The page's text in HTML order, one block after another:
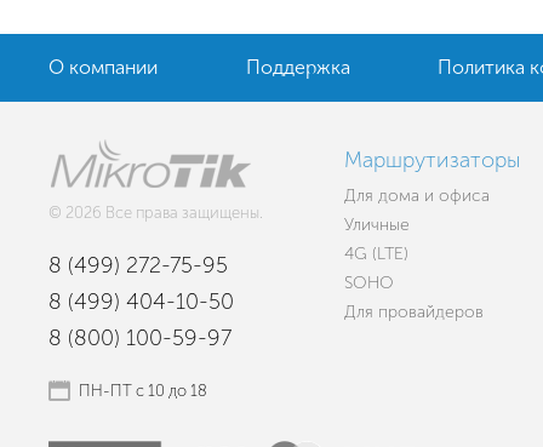
О компании Поддержка Политика
© 2026 Все права защищены.
8 (499) 272-75-95
8 (499) 404-10-50
8 (800) 100-59-97
ПН-ПТ с 10 до 18
Маршрутизаторы
Для дома и офиса
Уличные
4G (LTE)
SOHO
Для провайдеров